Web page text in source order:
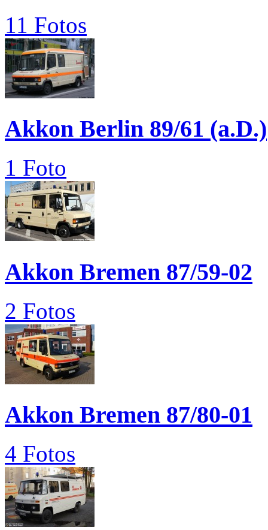
11 Fotos
Akkon Berlin 89/61 (a.D.)
1 Foto
Akkon Bremen 87/59-02
2 Fotos
Akkon Bremen 87/80-01
4 Fotos